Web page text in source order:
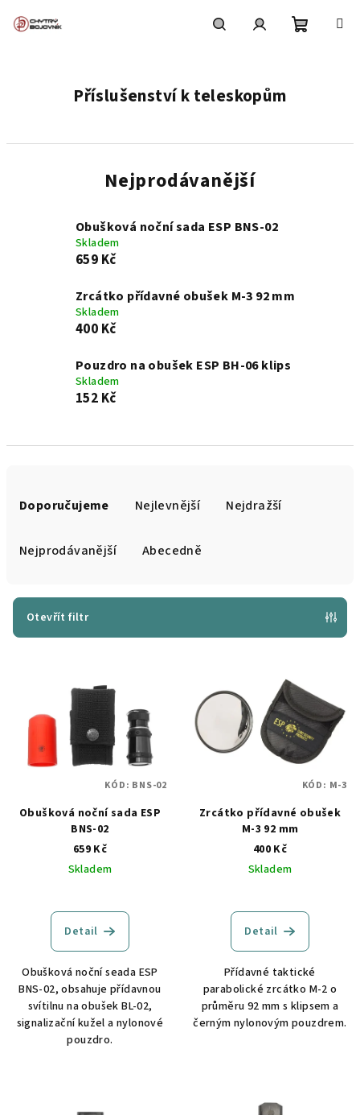
Příslušenství k teleskopům
Nejprodávanější
Obušková noční sada ESP BNS-02
Skladem
659 Kč
Zrcátko přídavné obušek M-3 92 mm
Skladem
400 Kč
Pouzdro na obušek ESP BH-06 klips
Skladem
152 Kč
r
Doporučujeme Nejlevnější Nejdražší
Nejprodávanější Abecedně
Otevřít filtr
Obušková noční sada ESP
BNS-02
659 Kč
Skladem
Detail
Obušková noční seada ESP
BNS-02, obsahuje přídavnou
svítilnu na obušek BL-02,
signalizační kužel a nylonové
pouzdro.
KÓD: BNS-02
Zrcátko přídavné obušek
M-3 92 mm
400 Kč
Skladem
Detail
Přídavné taktické
parabolické zrcátko M-2 o
průměru 92 mm s klipsem a
černým nylonovým pouzdrem.
KÓD: M-3